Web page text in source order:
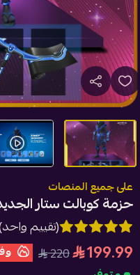
على جميع المنصات
حزمة كوبالت ستار
(تقييم
199.99
220